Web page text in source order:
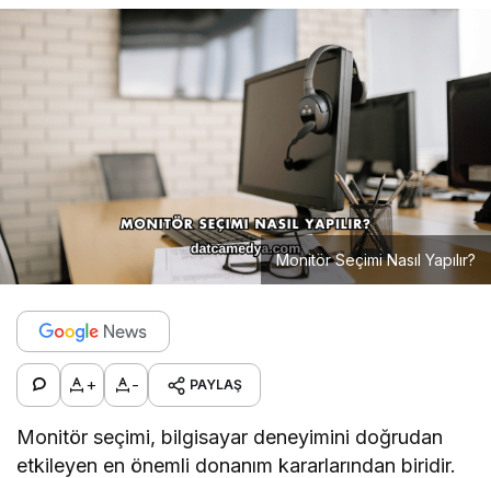
Monitör Seçimi Nasıl Yapılır?
+ - PAYLAŞ
Monitör seçimi, bilgisayar deneyimini doğrudan
etkileyen en önemli donanım kararlarından biridir.